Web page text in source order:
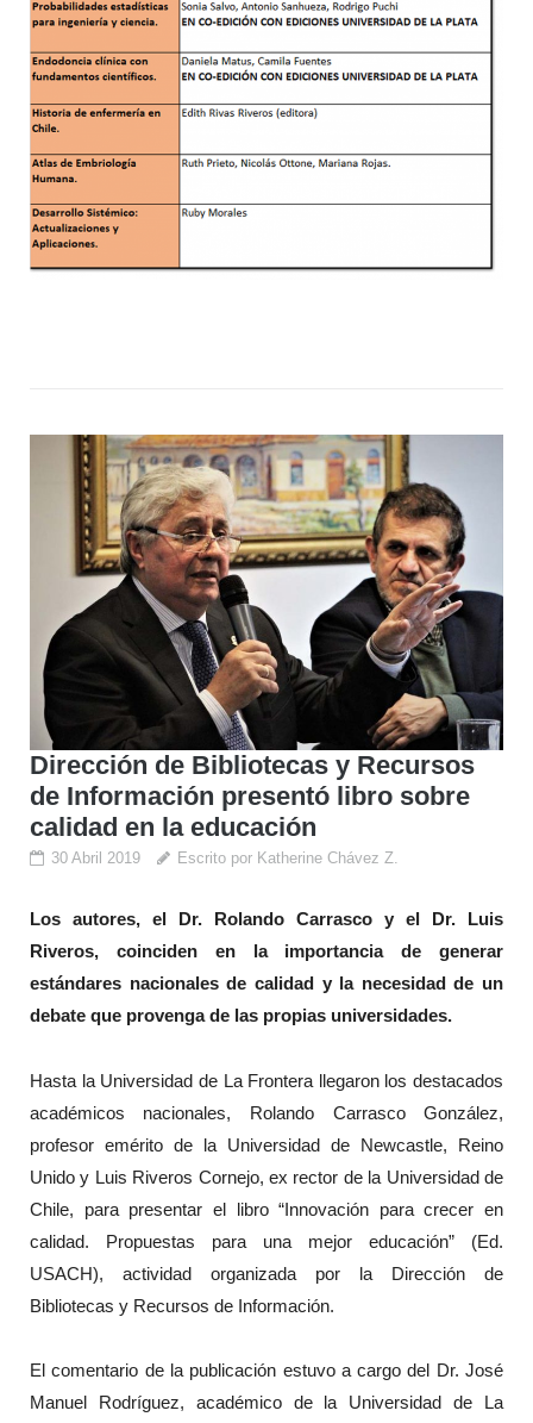
Dirección de Bibliotecas y Recursos
de Información presentó libro sobre
calidad en la educación
30 Abril 2019 Escrito por Katherine Chávez Z.
Los autores, el Dr. Rolando Carrasco y el Dr. Luis
Riveros, coinciden en la importancia de generar
estándares nacionales de calidad y la necesidad de un
debate que provenga de las propias universidades.
Hasta la Universidad de La Frontera llegaron los destacados
académicos nacionales, Rolando Carrasco González,
profesor emérito de la Universidad de Newcastle, Reino
Unido y Luis Riveros Cornejo, ex rector de la Universidad de
Chile, para presentar el libro “Innovación para crecer en
calidad. Propuestas para una mejor educación” (Ed.
USACH), actividad organizada por la Dirección de
Bibliotecas y Recursos de Información.
El comentario de la publicación estuvo a cargo del Dr. José
Manuel Rodríguez, académico de la Universidad de La